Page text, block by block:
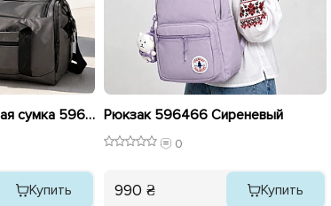
Спортивная дорожная сумка 596661 Серая
Купить
Рюкзак 596466 Сиреневый
0
990 ₴ Купить